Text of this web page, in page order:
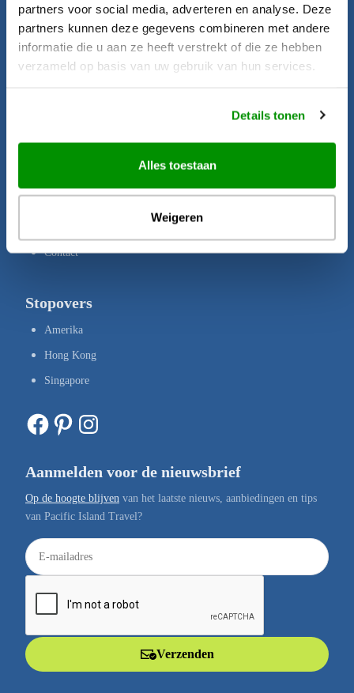
partners voor social media, adverteren en analyse. Deze
partners kunnen deze gegevens combineren met andere
informatie die u aan ze heeft verstrekt of die ze hebben
verzameld op basis van uw gebruik van hun services.
Details tonen
Alles toestaan
Weigeren
Aanbiedingen
Bestemmingen
Brochures
Contact
Stopovers
Amerika
Hong Kong
Singapore
Facebook Pinterest Instagram
Aanmelden voor de nieuwsbrief
Op de hoogte blijven van het laatste nieuws, aanbiedingen en tips
van Pacific Island Travel?
E
-
a
Verzenden